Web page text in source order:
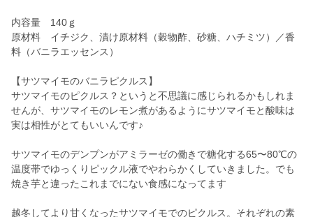
内容量 140ｇ
原材料 イチジク、漬け原材料（穀物酢、砂糖、ハチミツ）／香
料（バニラエッセンス）
【サツマイモのバニラピクルス】
サツマイモのピクルス？というと不思議に感じられるかもしれま
せんが、サツマイモのレモン煮があるようにサツマイモと酸味は
実は相性がとてもいいんです♪
サツマイモのデンプンがアミラーゼの働きで糖化する65〜80℃の
温度帯でゆっくりピックル液でやわらかくしていきました。でも
焼き芋と違ったこれまでにない食感になってます
越冬してより甘くなったサツマイモでのピクルス。それぞれの素